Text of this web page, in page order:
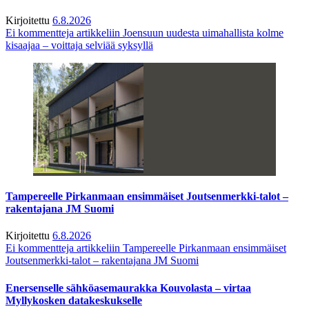
Kirjoitettu 6.8.2026
Ei kommentteja artikkeliin Joensuun uudesta uimahallista kolme
kisaajaa – voittaja selviää syksyllä
Tampereelle Pirkanmaan ensimmäiset Joutsenmerkki-talot –
rakentajana JM Suomi
Kirjoitettu 6.8.2026
Ei kommentteja artikkeliin Tampereelle Pirkanmaan ensimmäiset
Joutsenmerkki-talot – rakentajana JM Suomi
Enersenselle sähköasemaurakka Kouvolasta – virtaa
Myllykosken datakeskukselle